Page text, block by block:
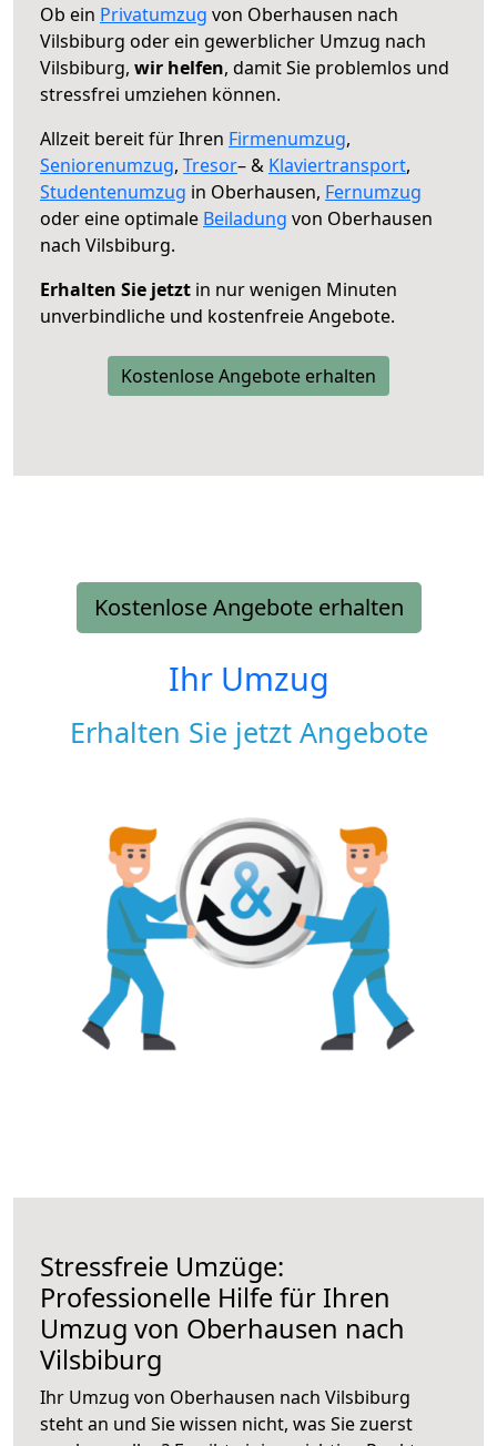
Ob ein Privatumzug von Oberhausen nach
Vilsbiburg oder ein gewerblicher Umzug nach
Vilsbiburg, wir helfen, damit Sie problemlos und
stressfrei umziehen können.
Allzeit bereit für Ihren Firmenumzug,
Seniorenumzug, Tresor– & Klaviertransport,
Studentenumzug in Oberhausen, Fernumzug
oder eine optimale Beiladung von Oberhausen
nach Vilsbiburg.
Erhalten Sie jetzt in nur wenigen Minuten
unverbindliche und kostenfreie Angebote.
Kostenlose Angebote erhalten
Kostenlose Angebote erhalten
Ihr Umzug
Erhalten Sie jetzt Angebote
Stressfreie Umzüge:
Professionelle Hilfe für Ihren
Umzug von Oberhausen nach
Vilsbiburg
Ihr Umzug von Oberhausen nach Vilsbiburg
steht an und Sie wissen nicht, was Sie zuerst